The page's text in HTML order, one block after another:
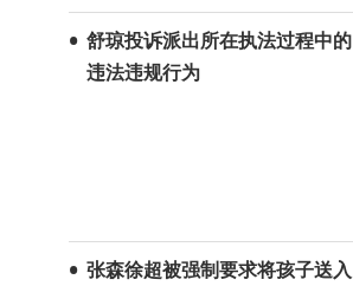
舒琼投诉派出所在执法过程中的
违法违规行为
张森徐超被强制要求将孩子送入